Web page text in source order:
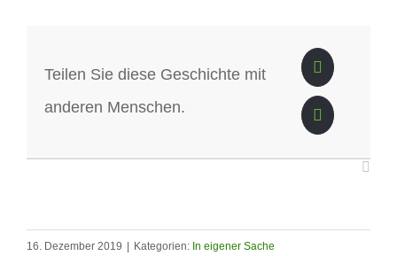
Teilen Sie diese Geschichte mit
anderen Menschen.
16. Dezember 2019 | Kategorien: In eigener Sache